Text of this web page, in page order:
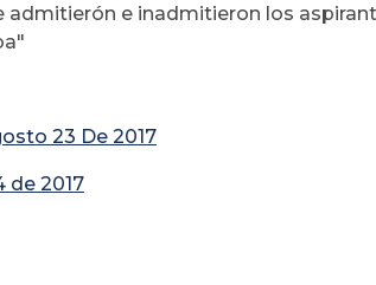
admitierón e inadmitieron los
23 De 2017
de 2017